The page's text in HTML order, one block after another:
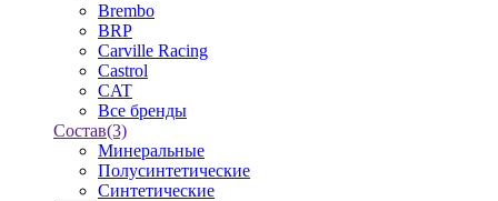
Brembo
BRP
Carville Racing
Castrol
CAT
Все бренды
Состав(3)
Минеральные
Полусинтетические
Синтетические